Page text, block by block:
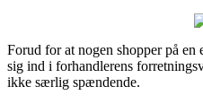
Forud for at nogen shopper på
sig ind i forhandlerens
ikke særlig spændende.